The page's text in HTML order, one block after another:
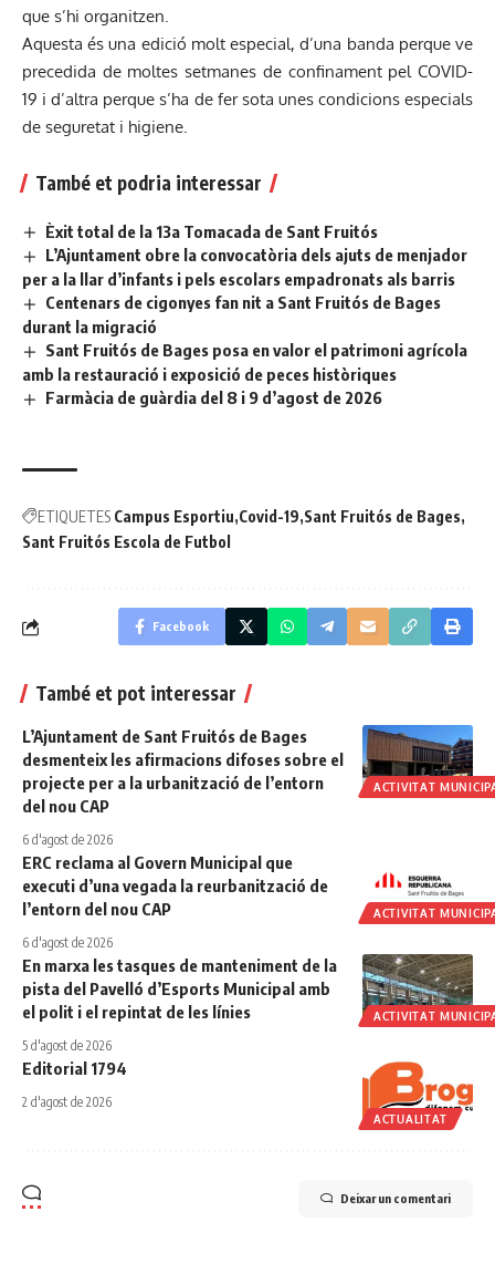
que s’hi organitzen.
Aquesta és una edició molt especial, d’una banda perque ve
precedida de moltes setmanes de confinament pel COVID-
19 i d’altra perque s’ha de fer sota unes condicions especials
de seguretat i higiene.
També et podria interessar
Èxit total de la 13a Tomacada de Sant Fruitós
L’Ajuntament obre la convocatòria dels ajuts de menjador
per a la llar d’infants i pels escolars empadronats als barris
Centenars de cigonyes fan nit a Sant Fruitós de Bages
durant la migració
Sant Fruitós de Bages posa en valor el patrimoni agrícola
amb la restauració i exposició de peces històriques
Farmàcia de guàrdia del 8 i 9 d’agost de 2026
ETIQUETES Campus Esportiu Covid-19 Sant Fruitós de Bages
Sant Fruitós Escola de Futbol
Facebook
També et pot interessar
ACTIVITAT
L’Ajuntament de Sant Fruitós de Bages
desmenteix les afirmacions difoses sobre el
projecte per a la urbanització de l’entorn
del nou CAP
6 d'agost de 2026
ACTIVITAT
ERC reclama al Govern Municipal que
executi d’una vegada la reurbanització de
l’entorn del nou CAP
6 d'agost de 2026
ACTIVITAT
En marxa les tasques de manteniment de la
pista del Pavelló d’Esports Municipal amb
el polit i el repintat de les línies
5 d'agost de 2026
ACTUALITAT
Editorial 1794
2 d'agost de 2026
Deixar un comentari